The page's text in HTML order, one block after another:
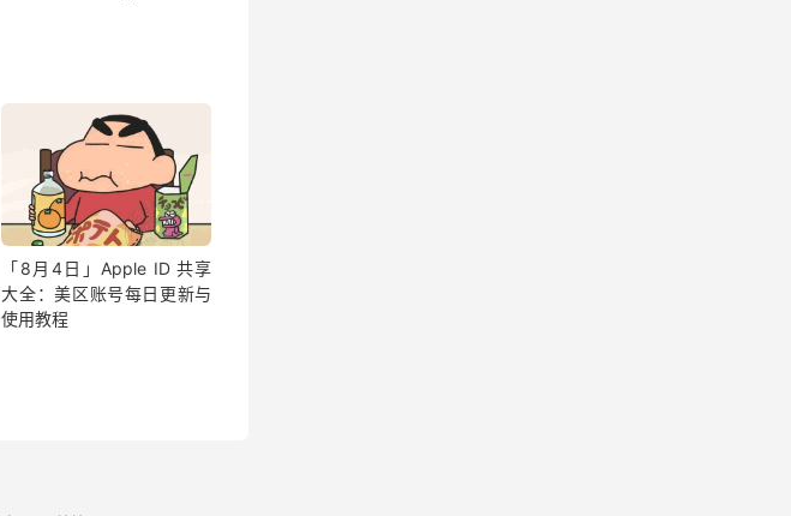
「8月4日」Apple ID 共享
大全：美区账号每日更新与
使用教程